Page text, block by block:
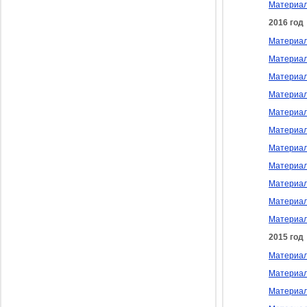
2016 год
2015 год